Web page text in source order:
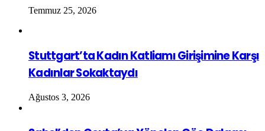
Temmuz 25, 2026
Stuttgart’ta Kadın Katliamı Girişimine Karşı
Kadınlar Sokaktaydı
Ağustos 3, 2026